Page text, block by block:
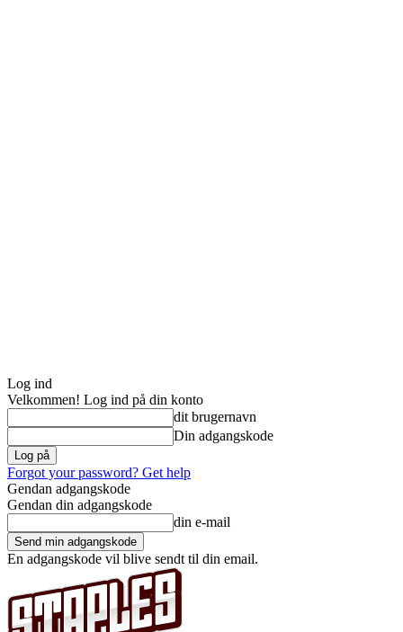
Log ind
Velkommen! Log ind på din konto
dit brugernavn
Din adgangskode
Forgot your password? Get help
Gendan adgangskode
Gendan din adgangskode
din e-mail
En adgangskode vil blive sendt til din email.